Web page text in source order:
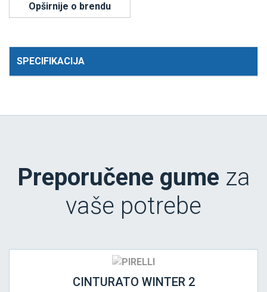
Opširnije o brendu
SPECIFIKACIJA
Preporučene gume za
vaše potrebe
CINTURATO WINTER 2